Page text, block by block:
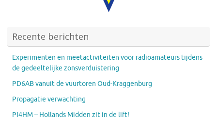
Recente berichten
Experimenten en meetactiviteiten voor radioamateurs tijdens
de gedeeltelijke zonsverduistering
PD6AB vanuit de vuurtoren Oud-Kraggenburg
Propagatie verwachting
PI4HM – Hollands Midden zit in de lift!